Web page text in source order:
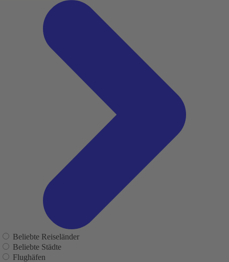
Beliebte Reiseländer
Beliebte Städte
Flughäfen